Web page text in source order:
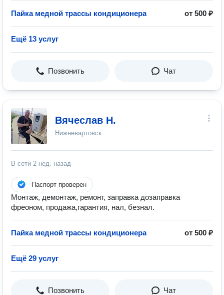
Пайка медной трассы кондиционера от 500 ₽
Ещё 13 услуг
Позвонить Чат
Вячеслав Н.
Нижневартовск
В сети 2 нед. назад
Паспорт проверен
Монтаж, демонтаж, ремонт, заправка дозаправка
фреоном, продажа,гарантия, нал, безнал.
Пайка медной трассы кондиционера от 500 ₽
Ещё 29 услуг
Позвонить Чат